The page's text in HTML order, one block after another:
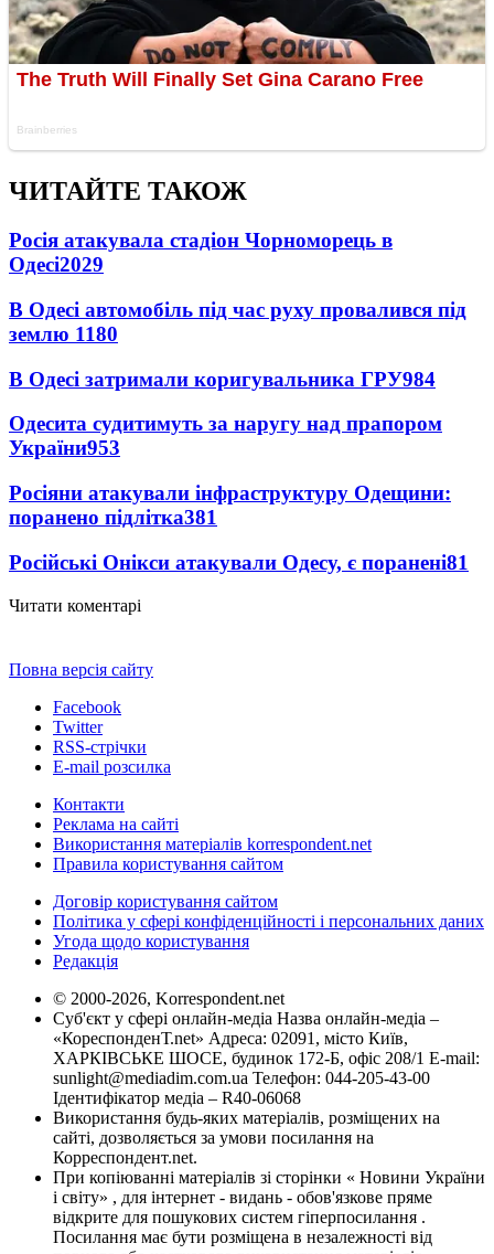
ЧИТАЙТЕ ТАКОЖ
Росія атакувала стадіон Чорноморець в
Одесі2029
В Одесі автомобіль під час руху провалився під
землю 1180
В Одесі затримали коригувальника ГРУ984
Одесита судитимуть за наругу над прапором
України953
Росіяни атакували інфраструктуру Одещини:
поранено підлітка381
Російські Онікси атакували Одесу, є поранені81
Читати коментарі
Повна версія сайту
Facebook
Twitter
RSS-стрічки
E-mail розсилка
Контакти
Реклама на сайті
Використання матеріалів korrespondent.net
Правила користування сайтом
Договір користування сайтом
Політика у сфері конфіденційності і персональних даних
Угода щодо користування
Редакція
© 2000-2026, Korrespondent.net
Суб'єкт у сфері онлайн-медіа Назва онлайн-медіа –
«КореспонденТ.net» Адреса: 02091, місто Київ,
ХАРКІВСЬКЕ ШОСЕ, будинок 172-Б, офіс 208/1 E-mail:
sunlight@mediadim.com.ua Телефон: 044-205-43-00
Ідентифікатор медіа – R40-06068
Використання будь-яких матеріалів, розміщених на
сайті, дозволяється за умови посилання на
Корреспондент.net.
При копіюванні матеріалів зі сторінки « Новини України
і світу» , для інтернет - видань - обов'язкове пряме
відкрите для пошукових систем гіперпосилання .
Посилання має бути розміщена в незалежності від